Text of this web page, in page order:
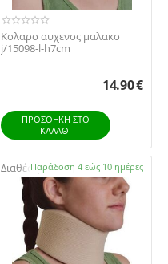
Κολαρο αυχενος μαλακο
j/15098-l-h7cm
14.90€
ΠΡΟΣΘΉΚΗ ΣΤΟ
ΚΑΛΆΘΙ
Διαθέσιμο:Παράδοση 4 εώς 10 ημέρες